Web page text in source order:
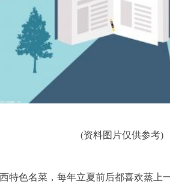
(资料图片仅供参考)
特色名菜，每年立夏前后都喜欢蒸上